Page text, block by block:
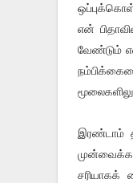
என்
வேண்டும்
இரண்டாம்
முன்வைக்க
சரியாகக்